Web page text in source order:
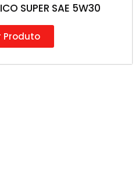
SUPER SAE 5W30
Produto